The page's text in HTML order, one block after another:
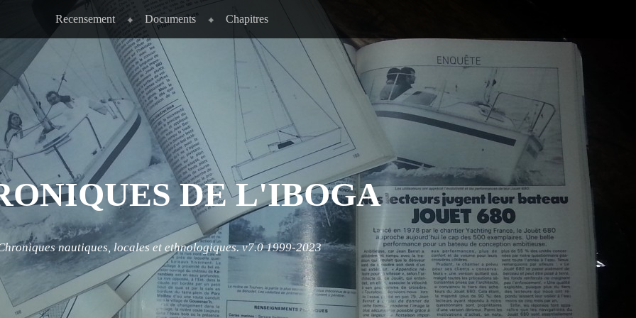
Recensement Documents Chapitres
DE L'IBOGA
nautiques, locales et ethnologiques. v7.0 1999-2023